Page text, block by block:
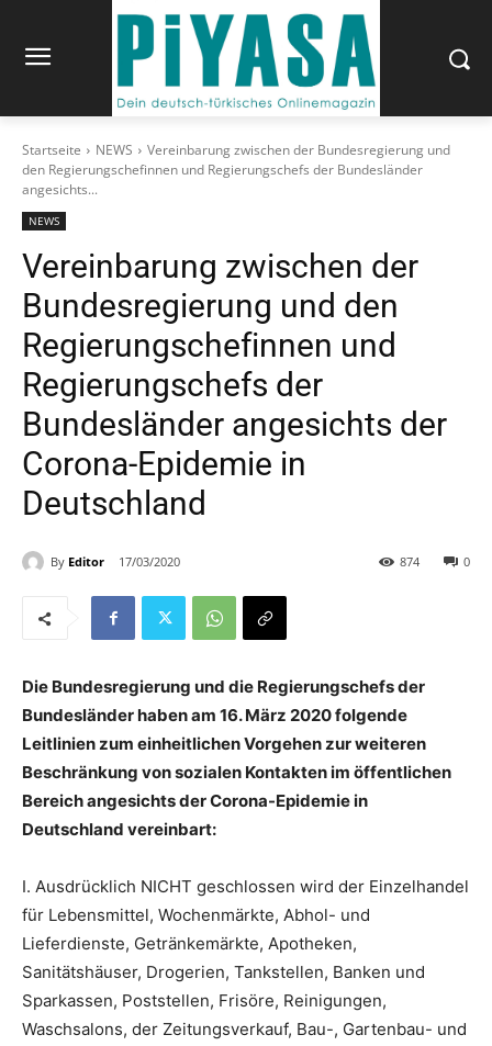
Startseite NEWS
Vereinbarung zwischen der Bundesregierung und
den Regierungschefinnen und Regierungschefs der Bundesländer
angesichts...
NEWS
Vereinbarung zwischen der
Bundesregierung und den
Regierungschefinnen und
Regierungschefs der
Bundesländer angesichts der
Corona-Epidemie in
Deutschland
By Editor 17/03/2020 0
874
Die Bundesregierung und die Regierungschefs der
Bundesländer haben am 16. März 2020 folgende
Leitlinien zum einheitlichen Vorgehen zur weiteren
Beschränkung von sozialen Kontakten im öffentlichen
Bereich angesichts der Corona-Epidemie in
Deutschland vereinbart:
I. Ausdrücklich NICHT geschlossen wird der Einzelhandel
für Lebensmittel, Wochenmärkte, Abhol- und
Lieferdienste, Getränkemärkte, Apotheken,
Sanitätshäuser, Drogerien, Tankstellen, Banken und
Sparkassen, Poststellen, Frisöre, Reinigungen,
Waschsalons, der Zeitungsverkauf, Bau-, Gartenbau- und